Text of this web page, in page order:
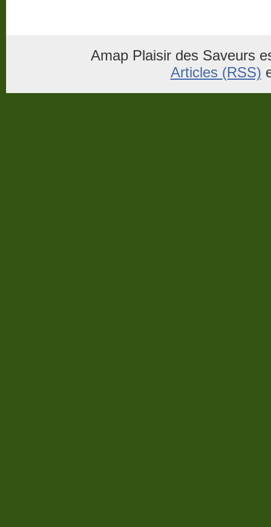
Amap Plaisir des Saveurs
Articles (RSS)